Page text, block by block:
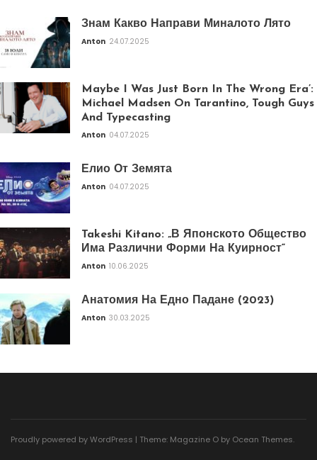
Знам Какво Направи Миналото Лято
Anton 24.07.2025
Maybe I Was Just Born In The Wrong Era’:
Michael Madsen On Tarantino, Tough Guys
And Typecasting
Anton 04.07.2025
Елио От Земята
Anton 04.07.2025
Takeshi Kitano: „В Японското Общество
Има Различни Форми На Куирност“
Anton 10.06.2025
Анатомия На Едно Падане (2023)
Anton 30.03.2025
Proudly powered by WordPress | Theme: Magazine O by Ocean Themes.